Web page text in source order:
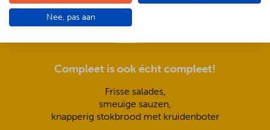
Compleet is ook écht compleet!
Frisse salades,
smeuïge sauzen,
knapperig stokbrood met kruidenboter
Nee, pas aan